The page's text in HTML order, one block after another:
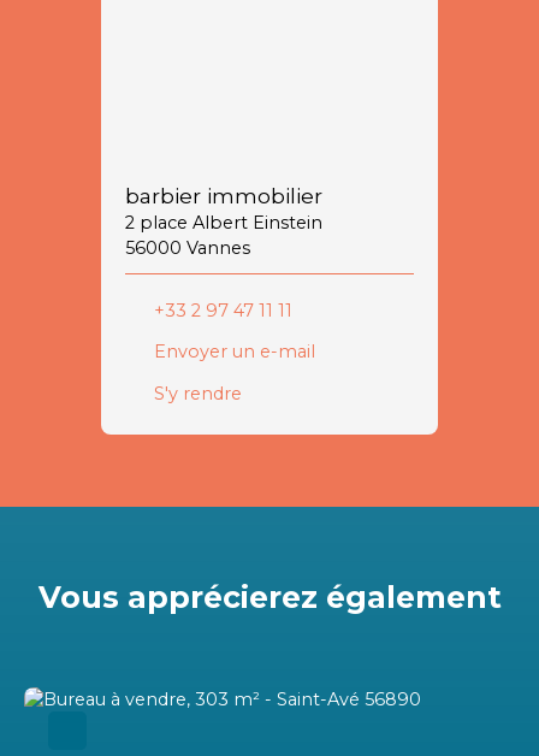
barbier immobilier
2 place Albert Einstein
56000 Vannes
+33 2 97 47 11 11
Envoyer un e-mail
S'y rendre
Vous apprécierez également